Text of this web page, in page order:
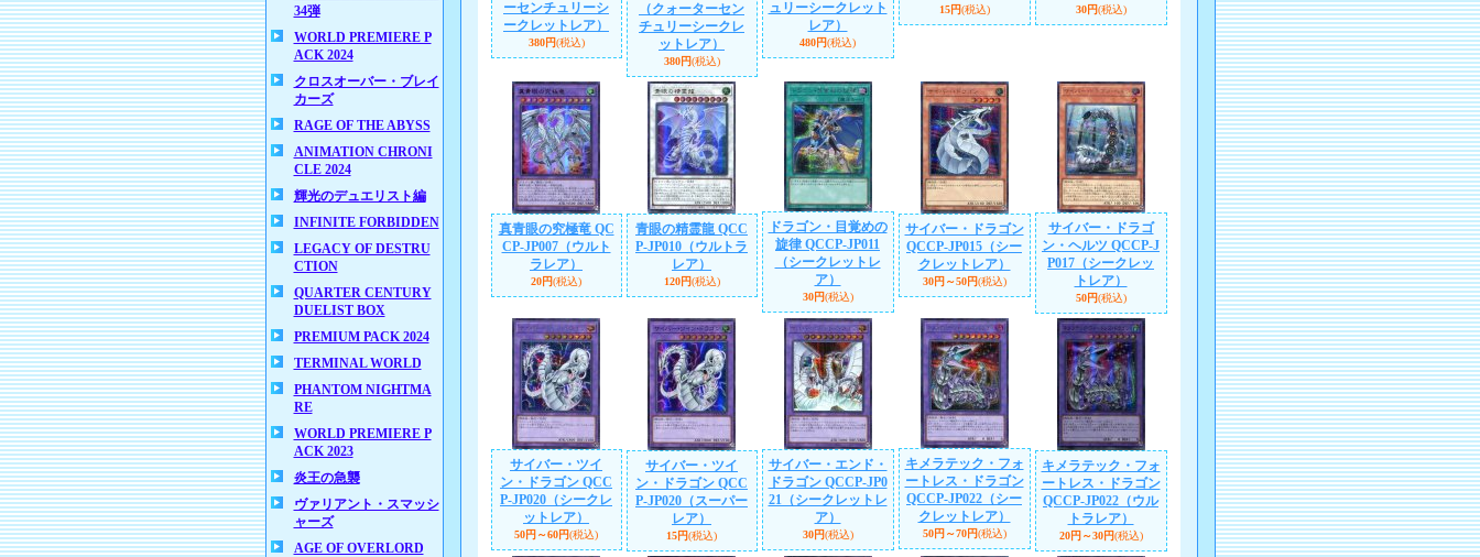
34弾
WORLD PREMIERE P
ACK 2024
クロスオーバー・ブレイ
カーズ
RAGE OF THE ABYSS
ANIMATION CHRONI
CLE 2024
輝光のデュエリスト編
INFINITE FORBIDDEN
LEGACY OF DESTRU
CTION
QUARTER CENTURY
DUELIST BOX
PREMIUM PACK 2024
TERMINAL WORLD
PHANTOM NIGHTMA
RE
WORLD PREMIERE P
ACK 2023
炎王の急襲
ヴァリアント・スマッシ
ャーズ
AGE OF OVERLORD
ーセンチュリーシ
ークレットレア）
380円(税込)
（クォーターセン
チュリーシークレ
ットレア）
380円(税込)
ュリーシークレット
レア）
480円(税込)
15円(税込) 30円(税込)
真青眼の究極竜 QC
CP-JP007（ウルト
ラレア）
20円(税込)
青眼の精霊龍 QCC
P-JP010（ウルトラ
レア）
120円(税込)
ドラゴン・目覚めの
旋律 QCCP-JP011
（シークレットレ
ア）
30円(税込)
サイバー・ドラゴン
QCCP-JP015（シー
クレットレア）
30円～50円(税込)
サイバー・ドラゴ
ン・ヘルツ QCCP-J
P017（シークレッ
トレア）
50円(税込)
サイバー・ツイ
ン・ドラゴン QCC
P-JP020（シークレ
ットレア）
50円～60円(税込)
サイバー・ツイ
ン・ドラゴン QCC
P-JP020（スーパー
レア）
15円(税込)
サイバー・エンド・
ドラゴン QCCP-JP0
21（シークレットレ
ア）
30円(税込)
キメラテック・フォ
ートレス・ドラゴン
QCCP-JP022（シー
クレットレア）
50円～70円(税込)
キメラテック・フォ
ートレス・ドラゴン
QCCP-JP022（ウル
トラレア）
20円～30円(税込)